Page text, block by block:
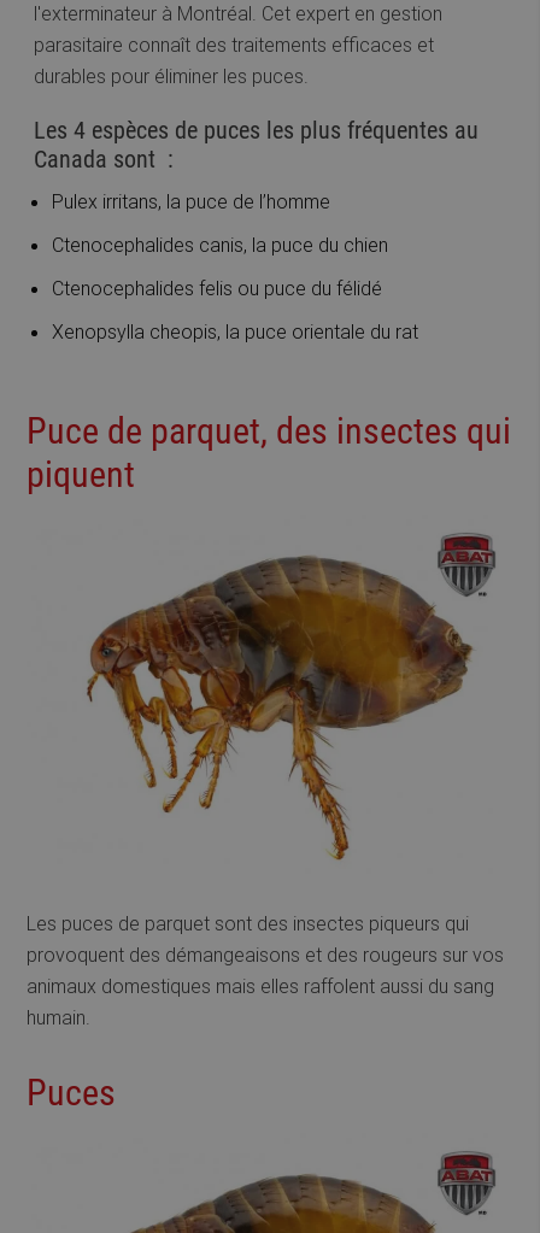
l'exterminateur à Montréal. Cet expert en gestion
parasitaire connaît des traitements efficaces et
durables pour éliminer les puces.
Les 4 espèces de puces les plus fréquentes au
Canada sont :
Pulex irritans, la puce de l’homme
Ctenocephalides canis, la puce du chien
Ctenocephalides felis ou puce du félidé
Xenopsylla cheopis, la puce orientale du rat
Puce de parquet, des insectes qui
piquent
Les puces de parquet sont des insectes piqueurs qui
provoquent des démangeaisons et des rougeurs sur vos
animaux domestiques mais elles raffolent aussi du sang
humain.
Puces